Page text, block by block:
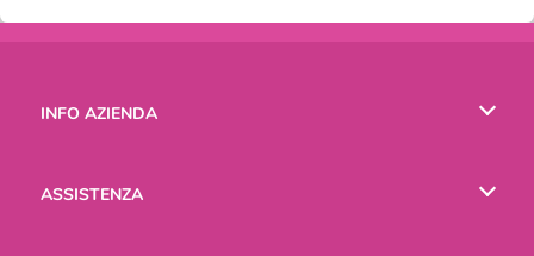
INFO AZIENDA
ASSISTENZA